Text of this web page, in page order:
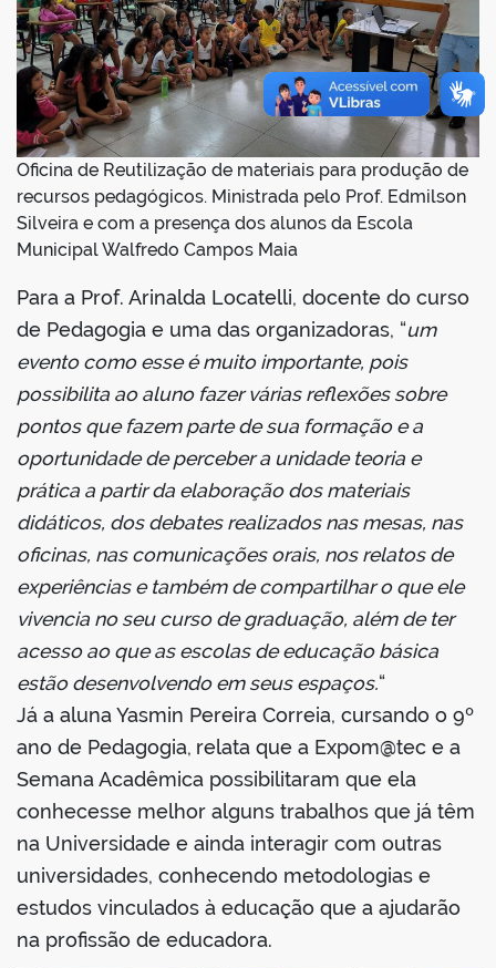
Oficina de Reutilização de materiais para produção de
recursos pedagógicos. Ministrada pelo Prof. Edmilson
Silveira e com a presença dos alunos da Escola
Municipal Walfredo Campos Maia
Para a Prof. Arinalda Locatelli, docente do curso
de Pedagogia e uma das organizadoras, “um
evento como esse é muito importante, pois
possibilita ao aluno fazer várias reflexões sobre
pontos que fazem parte de sua formação e a
oportunidade de perceber a unidade teoria e
prática a partir da elaboração dos materiais
didáticos, dos debates realizados nas mesas, nas
oficinas, nas comunicações orais, nos relatos de
experiências e também de compartilhar o que ele
vivencia no seu curso de graduação, além de ter
acesso ao que as escolas de educação básica
estão desenvolvendo em seus espaços.“
Já a aluna Yasmin Pereira Correia, cursando o 9º
ano de Pedagogia, relata que a Expom@tec e a
Semana Acadêmica possibilitaram que ela
conhecesse melhor alguns trabalhos que já têm
na Universidade e ainda interagir com outras
universidades, conhecendo metodologias e
estudos vinculados à educação que a ajudarão
na profissão de educadora.